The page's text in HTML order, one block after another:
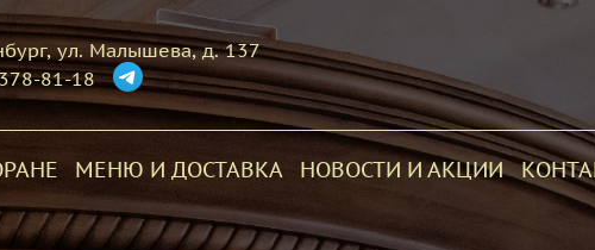
ул. Малышева, д. 137
81-18
МЕНЮ И ДОСТАВКА НОВОСТИ И АКЦИИ